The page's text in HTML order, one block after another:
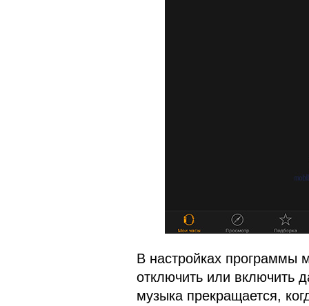
В настройках программы
отключить или включить
музыка прекращается,